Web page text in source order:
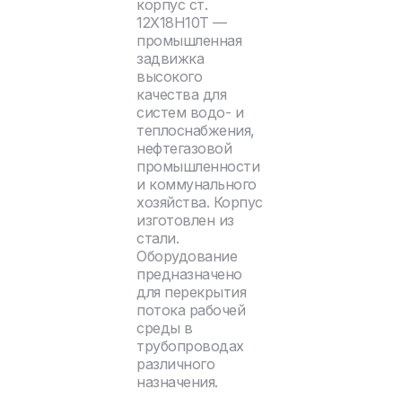
корпус ст.
12Х18Н10Т —
промышленная
задвижка
высокого
качества для
систем водо- и
теплоснабжения,
нефтегазовой
промышленности
и коммунального
хозяйства. Корпус
изготовлен из
стали.
Оборудование
предназначено
для перекрытия
потока рабочей
среды в
трубопроводах
различного
назначения.